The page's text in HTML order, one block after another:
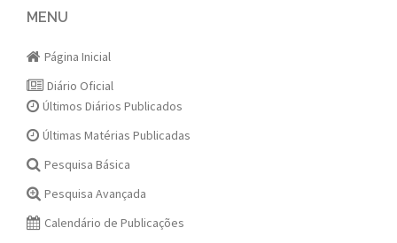
navigation
MENU
Página Inicial
Diário Oficial
Últimos Diários Publicados
Últimas Matérias Publicadas
Pesquisa Básica
Pesquisa Avançada
Calendário de Publicações